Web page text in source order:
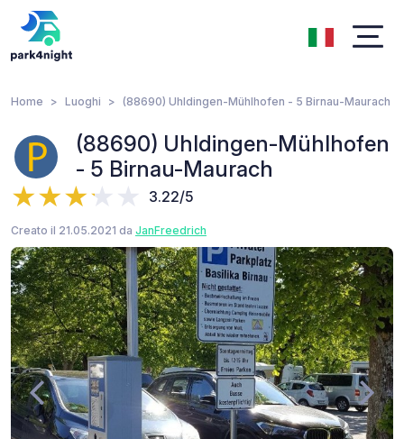
Home Luoghi (88690) Uhldingen-Mühlhofen - 5 Birnau-Maurach
(88690) Uhldingen-Mühlhofen
- 5 Birnau-Maurach
3.22/5
Creato il 21.05.2021 da JanFreedrich